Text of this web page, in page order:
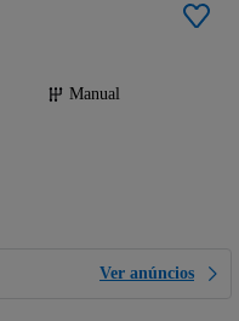
Manual
Ver anúncios